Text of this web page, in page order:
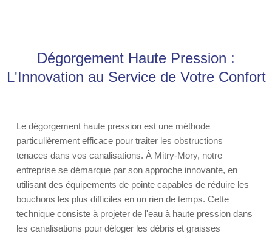
Dégorgement Haute Pression :
L'Innovation au Service de Votre Confort
Le dégorgement haute pression est une méthode
particulièrement efficace pour traiter les obstructions
tenaces dans vos canalisations. À Mitry-Mory, notre
entreprise se démarque par son approche innovante, en
utilisant des équipements de pointe capables de réduire les
bouchons les plus difficiles en un rien de temps. Cette
technique consiste à projeter de l'eau à haute pression dans
les canalisations pour déloger les débris et graisses